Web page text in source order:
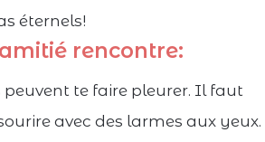
éternels!
rencontre:
peuvent te faire pleurer. Il faut
avec des larmes aux yeux.